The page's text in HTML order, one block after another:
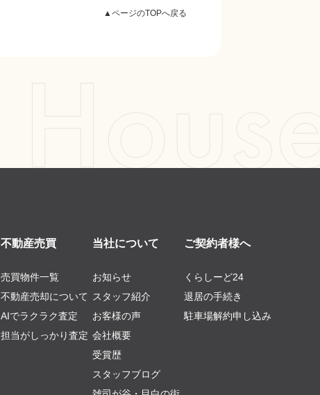
▲ページのTOPへ戻る
不動産売買
売買物件一覧
不動産売却について
AIでラクラク査定
担当がしっかり査定
当社について
お知らせ
スタッフ紹介
お客様の声
会社概要
受賞歴
スタッフブログ
ご契約者様へ
くらしーど24
退居の手続き
駐車場解約申し込み